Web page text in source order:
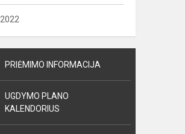
2022
PRIĖMIMO INFORMACIJA
UGDYMO PLANO
KALENDORIUS